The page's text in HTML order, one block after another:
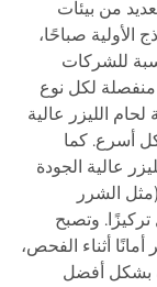
من بيئات
الأولية صباحًا،
للشركات
منفصلة لكل نوع
الليزر عالية
أسرع. كما
عالية الجودة
الشرر
تركيزًا. وتصبح
أثناء الفحص،
بشكل أفضل